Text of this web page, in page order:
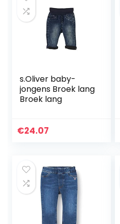
s.Oliver baby-
jongens Broek lang
Broek lang
€24.07